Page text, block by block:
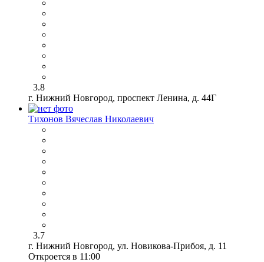
3.8
г. Нижний Новгород, проспект Ленина, д. 44Г
Тихонов Вячеслав Николаевич
3.7
г. Нижний Новгород, ул. Новикова-Прибоя, д. 11
Откроется в 11:00